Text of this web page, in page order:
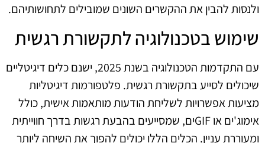
ולנסות להבין את ההקשרים השונים שמובילים לתחושותיהם.
שימוש בטכנולוגיה לתקשורת רגשית
עם התקדמות הטכנולוגיה בשנת 2025, ישנם כלים דיגיטליים
שיכולים לסייע בתקשורת רגשית. פלטפורמות דיגיטליות
מציעות אפשרויות לשליחת הודעות מותאמות אישית, כולל
אימוג'ים או GIFים, שמסייעים בהבעת רגשות בדרך חווייתית
ומעוררת עניין. הכלים הללו יכולים להפוך את השיחה ליותר